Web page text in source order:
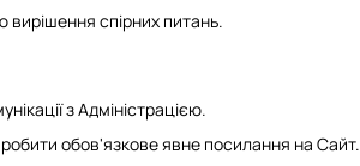
вирішення спірних питань.
з Адміністрацією.
робити обов'язкове явне посилання на Сайт.